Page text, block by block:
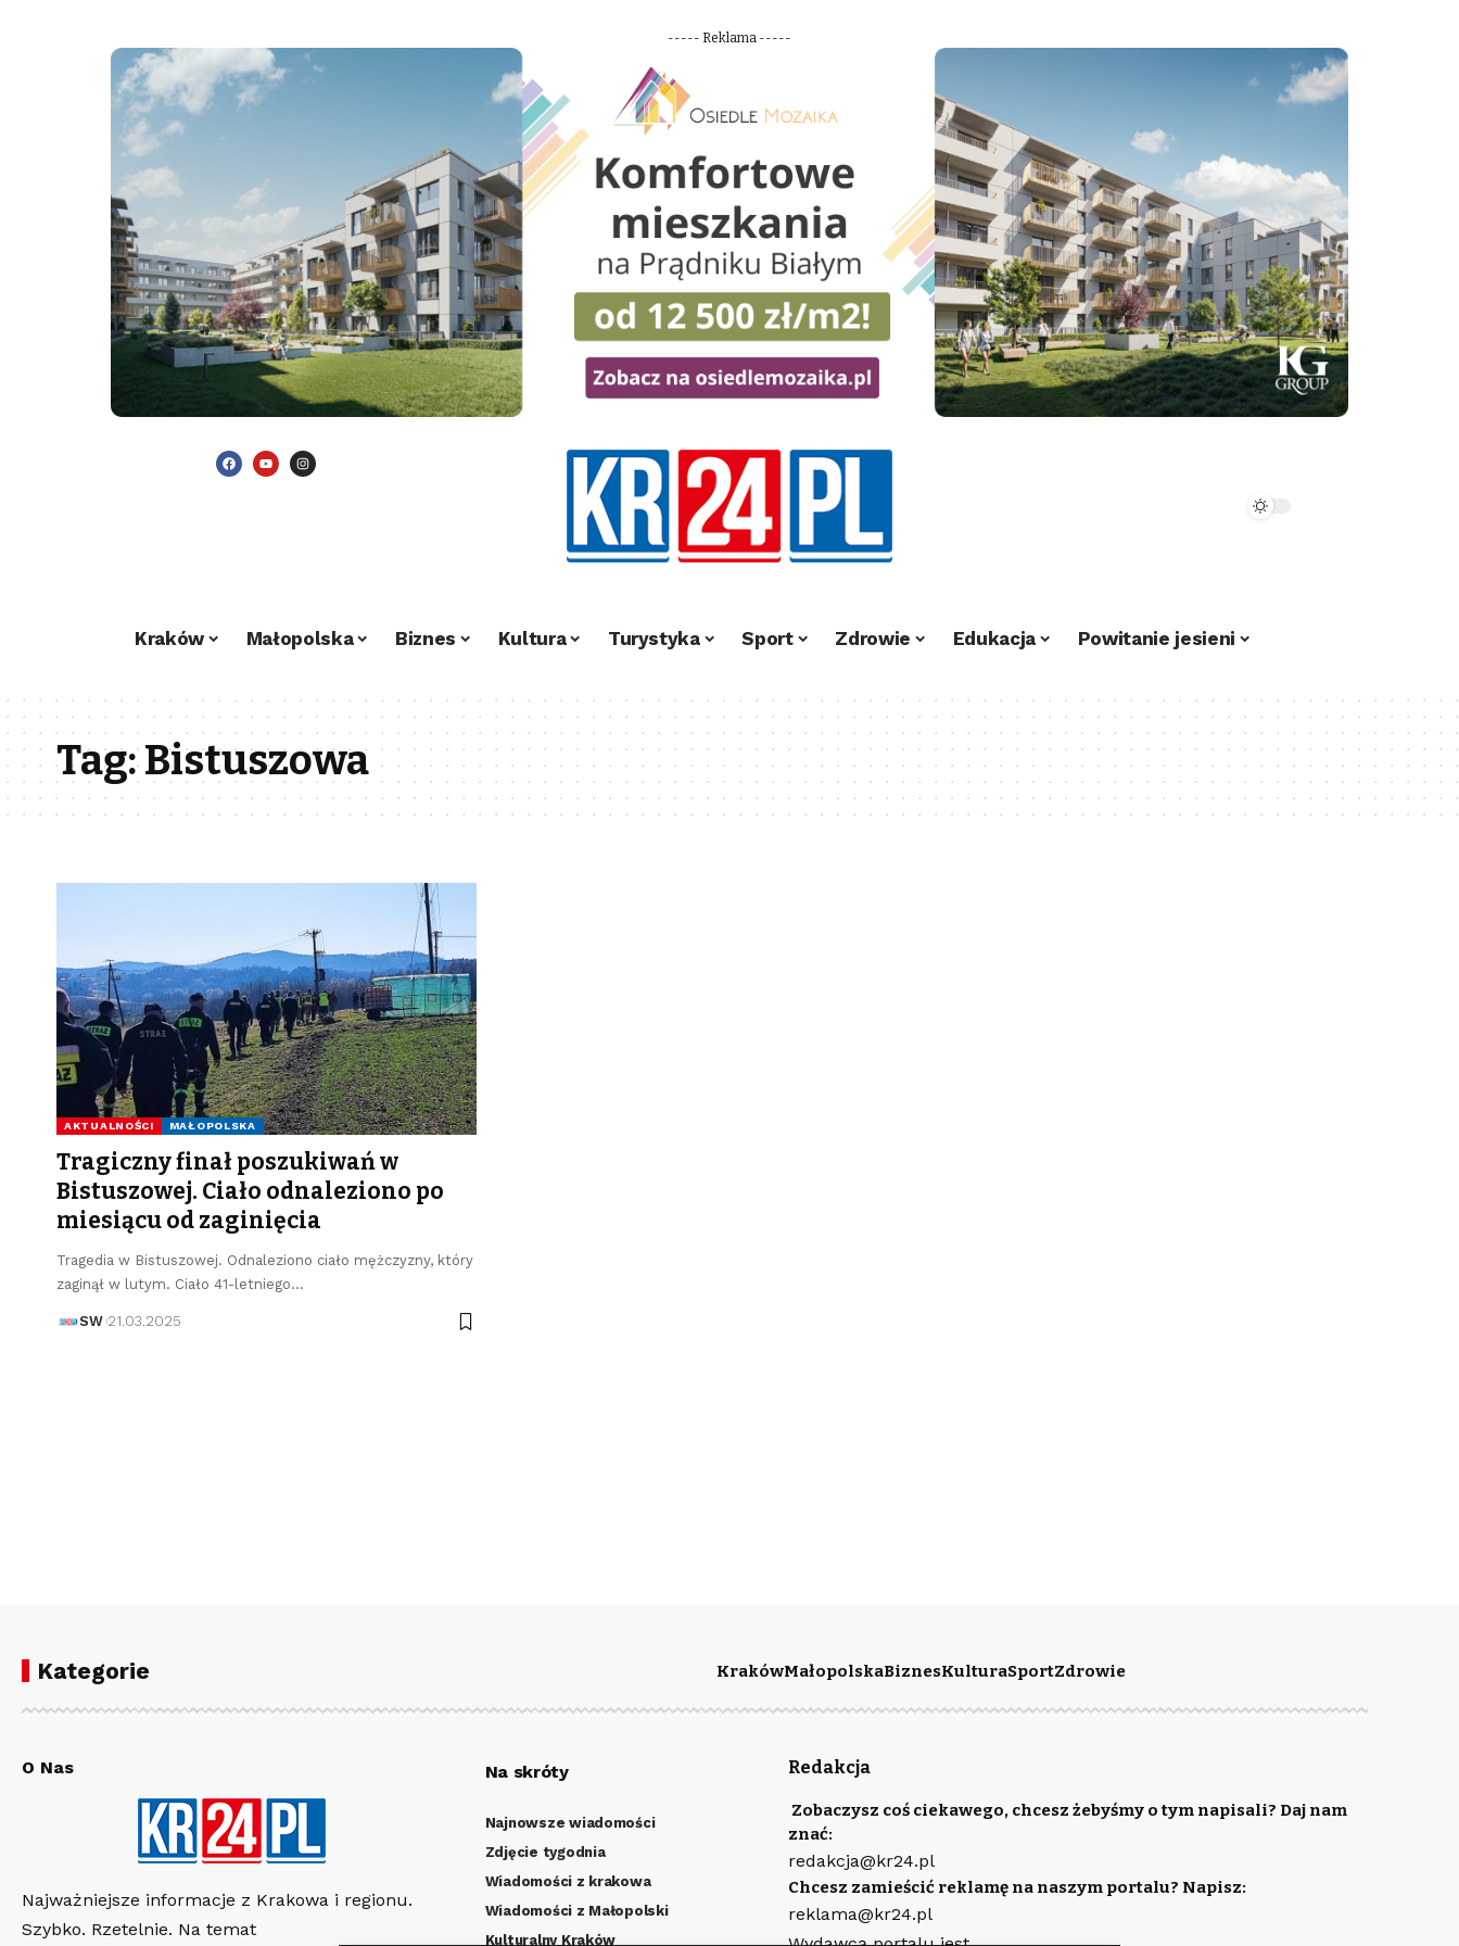
----- Reklama -----
Kraków Małopolska Biznes Kultura Turystyka Sport Zdrowie Edukacja Powitanie jesieni
Tag:Bistuszowa
AKTUALNOŚCI MAŁOPOLSKA
Tragiczny finał poszukiwań w
Bistuszowej. Ciało odnaleziono po
miesiącu od zaginięcia
Tragedia w Bistuszowej. Odnaleziono ciało mężczyzny, który
zaginął w lutym. Ciało 41-letniego…
SW 21.03.2025
Kategorie KrakówMałopolskaBiznesKulturaSportZdrowie
O Nas
Najważniejsze informacje z Krakowa i regionu.
Szybko. Rzetelnie. Na temat
Na skróty
Najnowsze wiadomości
Zdjęcie tygodnia
Wiadomości z krakowa
Wiadomości z Małopolski
Kulturalny Kraków
Redakcja
Zobaczysz coś ciekawego, chcesz żebyśmy o tym napisali? Daj nam
znać:
redakcja@kr24.pl
Chcesz zamieścić reklamę na naszym portalu? Napisz:
reklama@kr24.pl